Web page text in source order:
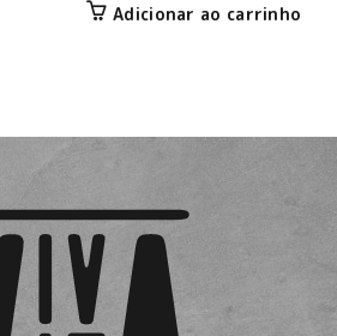
Adicionar ao carrinho